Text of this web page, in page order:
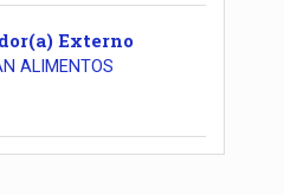
Externo
ALIMENTOS